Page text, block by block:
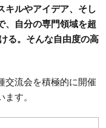
キルやアイデア、そし
、自分の専門領域を超
る。そんな自由度の高
交流会を積極的に開催
す。